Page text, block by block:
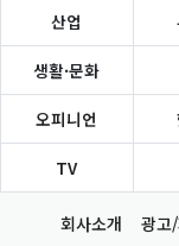
산업
생활·문화
오피니언
TV
회사소개 광고